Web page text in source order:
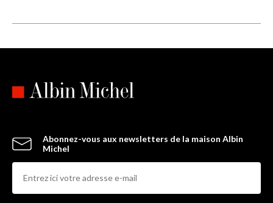
Abonnez-vous aux newsletters de la maison Albin
Michel